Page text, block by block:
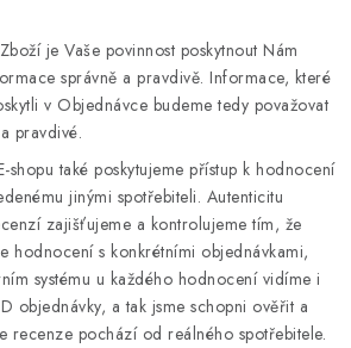
je Vaše povinnost poskytnout Nám
správně a pravdivě. Informace, které
v Objednávce budeme tedy považovat
pravdivé.
shopu také poskytujeme přístup k hodnocení
jinými spotřebiteli. Autenticitu
zajišťujeme a kontrolujeme tím, že
hodnocení s konkrétními objednávkami,
systému u každého hodnocení vidíme i
objednávky, a tak jsme schopni ověřit a
recenze pochází od reálného spotřebitele.